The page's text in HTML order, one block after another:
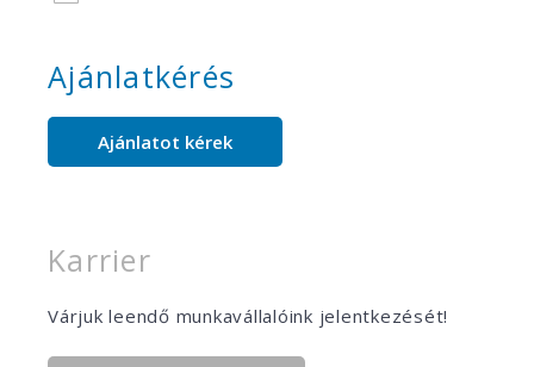
Ajánlatkérés
Ajánlatot kérek
Karrier
Várjuk leendő munkavállalóink jelentkezését!